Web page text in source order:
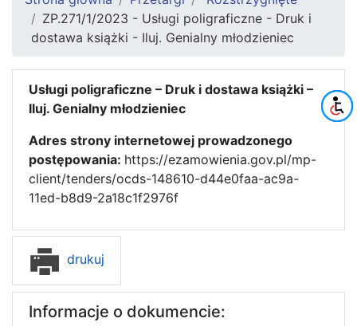
ZP.271/1/2023 - Usługi poligraficzne - Druk i
dostawa książki - Iluj. Genialny młodzieniec
Usługi poligraficzne – Druk i dostawa książki –
Iluj. Genialny młodzieniec
Adres strony internetowej prowadzonego
postępowania: https://ezamowienia.gov.pl/mp-
client/tenders/ocds-148610-d44e0faa-ac9a-
11ed-b8d9-2a18c1f2976f
drukuj
Informacje o dokumencie: